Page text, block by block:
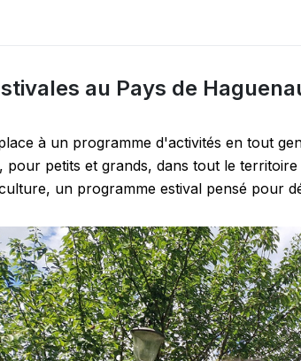
au Pays de
à un programme d'activités en tout
pour petits et grands, dans tout le
un programme estival pensé pour